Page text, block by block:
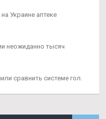
Украине аптеке
неожиданно тысяч
сравнить системе гол.